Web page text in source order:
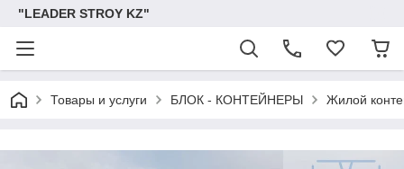
"LEADER STROY KZ"
Товары и услуги БЛОК - КОНТЕЙНЕРЫ Жилой